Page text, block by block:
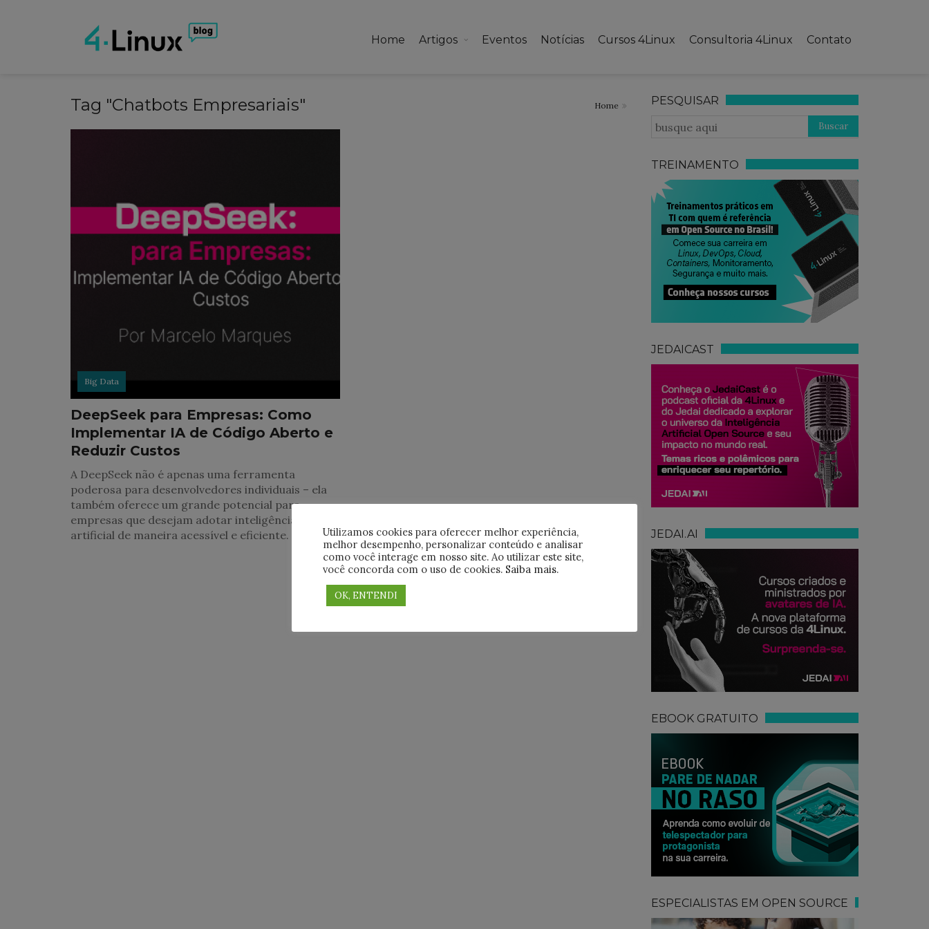
Home Artigos Eventos Notícias Cursos 4Linux Consultoria 4Linux Contato
Tag "Chatbots Empresariais" Home
Big Data
DeepSeek para Empresas: Como
Implementar IA de Código Aberto e
Reduzir Custos
A DeepSeek não é apenas uma ferramenta
poderosa para desenvolvedores individuais – ela
também oferece um grande potencial para
empresas que desejam adotar inteligência
artificial de maneira acessível e eficiente.
PESQUISAR
TREINAMENTO
JEDAICAST
JEDAI.AI
EBOOK GRATUITO
ESPECIALISTAS EM OPEN SOURCE
Utilizamos cookies para oferecer melhor experiência,
melhor desempenho, personalizar conteúdo e analisar
como você interage em nosso site. Ao utilizar este site,
você concorda com o uso de cookies. Saiba mais.
OK, ENTENDI